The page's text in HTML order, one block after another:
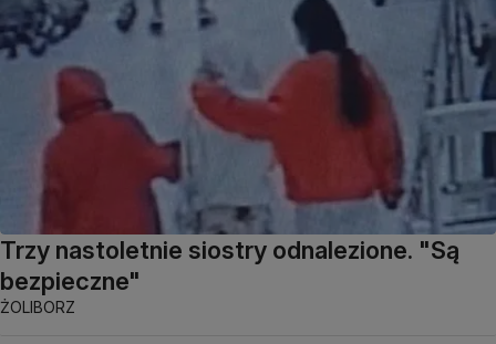
Trzy nastoletnie siostry odnalezione. "Są
bezpieczne"
ŻOLIBORZ